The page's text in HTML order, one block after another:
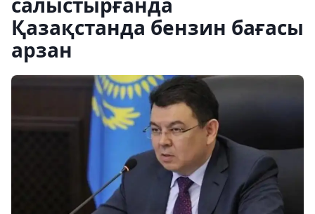
Қазақстанда бензин бағасы
арзан